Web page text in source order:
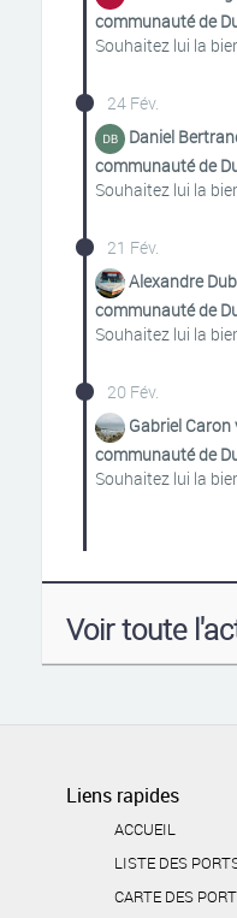
communauté de
Souhaitez lui la
24 Fév.
Daniel
communauté de
Souhaitez lui la
21 Fév.
Alexandre
communauté de
Souhaitez lui la
20 Fév.
Gabriel
communauté de
Souhaitez lui la
Voir toute
Liens rapides
ACCUEIL
LISTE DES
CARTE DES